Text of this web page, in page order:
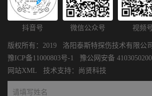
抖音号 微信公众号 视频
版权所有：2019 洛阳泰斯特探伤技术有限公
豫ICP备11000803号-1
豫公网安备
网站XML 技术支持： 尚贤科技